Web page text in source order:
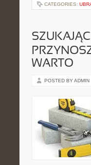
CATEGORIES:
WARTO
POSTED BY ADMIN